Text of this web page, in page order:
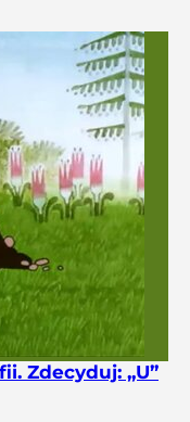
Zdecyduj: „U”